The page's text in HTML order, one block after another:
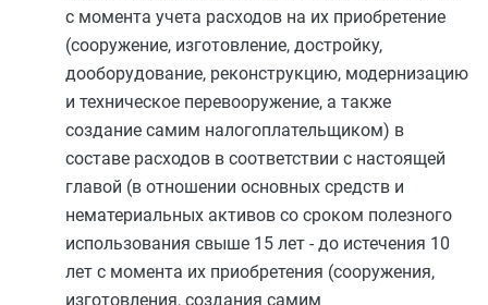
с момента учета расходов на их приобретение
(сооружение, изготовление, достройку,
дооборудование, реконструкцию, модернизацию
и техническое перевооружение, а также
создание самим налогоплательщиком) в
составе расходов в соответствии с настоящей
главой (в отношении основных средств и
нематериальных активов со сроком полезного
использования свыше 15 лет - до истечения 10
лет с момента их приобретения (сооружения,
изготовления, создания самим